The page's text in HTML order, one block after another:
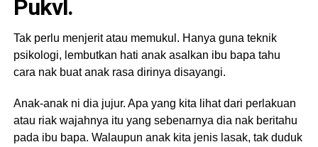
Pukvl.
Tak perlu menjerit atau memukul. Hanya guna teknik
psikologi, lembutkan hati anak asalkan ibu bapa tahu
cara nak buat anak rasa dirinya disayangi.
Anak-anak ni dia jujur. Apa yang kita lihat dari perlakuan
atau riak wajahnya itu yang sebenarnya dia nak beritahu
pada ibu bapa. Walaupun anak kita jenis lasak, tak duduk